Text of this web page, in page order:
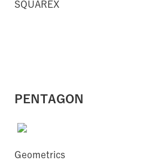
SQUAREX
PENTAGON
Geometrics